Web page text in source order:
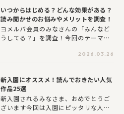
ての調査結果をご紹介します。写真は
印刷している？園や学校の写真は買
う？制作物はどうやって保管してい
る？など、調査結果と皆さんのコメン
トをご紹介します。
いつからはじめる？どんな効果がある？
読み聞かせのお悩みやメリットを調査！
ヨメルバ会員のみなさんの「みんなど
うしてる？」を調査！今回のテーマ
長や親子のコミュニケーションに良い
とされる「読み聞かせ」。やった方が
るのか気になったり、お子さんがなか
なか集中してくれなかったり、逆に何
度も同じ本の読み聞かせを頼まれた
り、お悩みを抱えている方も多いので
2026.03.26
新入園にオススメ！読んでおきたい人気
作品25選
新入園されるみなさま、おめでとうご
ざいます今回は入園にピッタリな人気